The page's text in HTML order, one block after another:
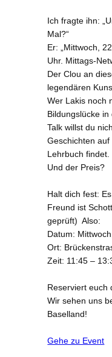
Ich fragte ihn:
Mal?“
Er: „Mittwoch,
Uhr. Mittags-
Der Clou an
legendären
Wer Lakis noch
Bildungslücke
Talk willst du
Geschichten
Lehrbuch findet.
Und der Preis?
Halt dich fest:
Freund ist
geprüft) Also:
Datum:
Ort:
Zeit: 11:45 –
Reserviert euch
Wir sehen uns
Baselland!
Gehe zu Event